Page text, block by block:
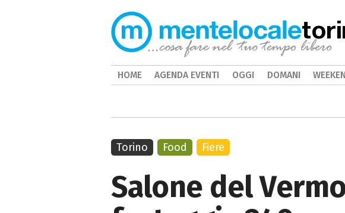
Salone del
Torino Food Fiere
HOME AGENDA EVENTI OGGI DOMANI